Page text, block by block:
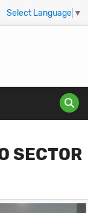
Select Language ▼
SECTOR